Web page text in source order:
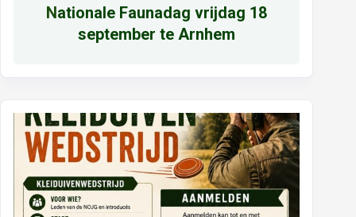
Nationale Faunadag vrijdag 18
september te Arnhem